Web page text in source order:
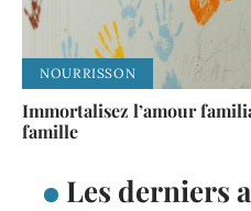
NOURRISSON
Immortalisez l’amour
famille
Les derniers